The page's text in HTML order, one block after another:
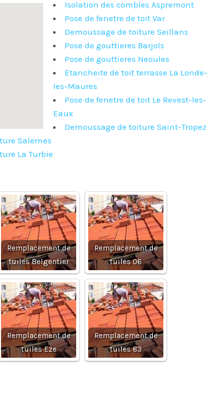
Isolation des combles Aspremont
Pose de fenetre de toit Var
Demoussage de toiture Seillans
Pose de gouttieres Barjols
Pose de gouttieres Neoules
Etancheite de toit terrasse La Londe-
les-Maures
Pose de fenetre de toit Le Revest-les-
Eaux
Demoussage de toiture Saint-Tropez
Salernes
La Turbie
Remplacement de
tuiles Belgentier
Remplacement de
tuiles 06
Remplacement de
tuiles Eze
Remplacement de
tuiles 83